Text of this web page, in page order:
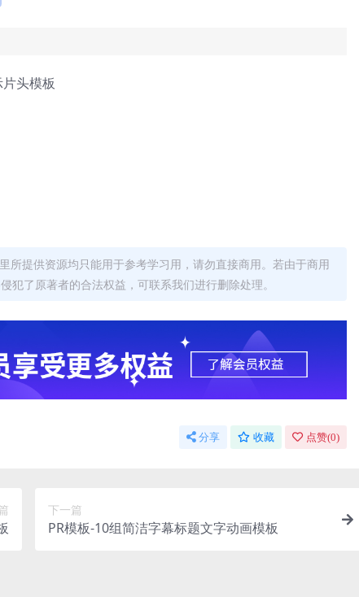
头模板
提供资源均只能用于参考学习用，请勿直接商用。若由于商用
了原著者的合法权益，可联系我们进行删除处理。
分享 收藏 点赞(0)
下一篇
PR模板-10组简洁字幕标题文字动画模板